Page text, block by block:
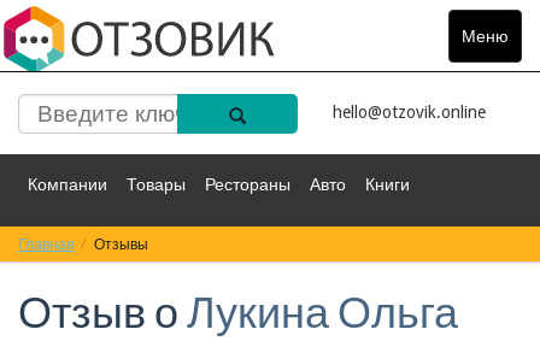
Меню
Toggle
hello@otzovik.online
Компании Товары Рестораны Авто Книги
Спорт Фильмы
Красота Здоровье Остальное
Главная Отзывы
Отзыв оЛукина Ольга